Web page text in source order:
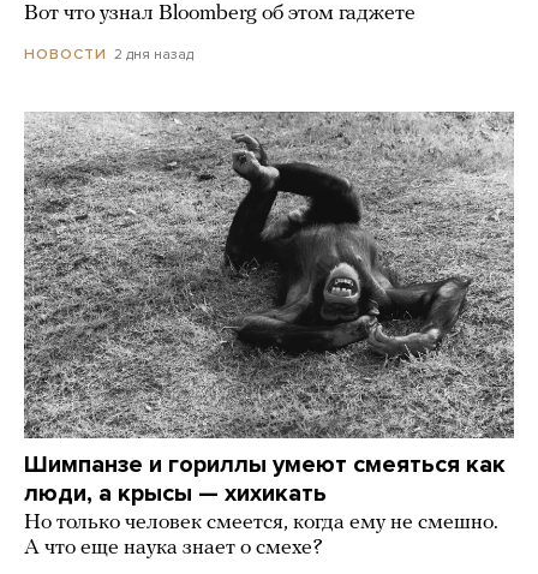
Вот что узнал Bloomberg об этом гаджете
НОВОСТИ 2 дня назад
Шимпанзе и гориллы умеют смеяться как
люди, а крысы — хихикать
Но только человек смеется, когда ему не смешно.
А что еще наука знает о смехе?